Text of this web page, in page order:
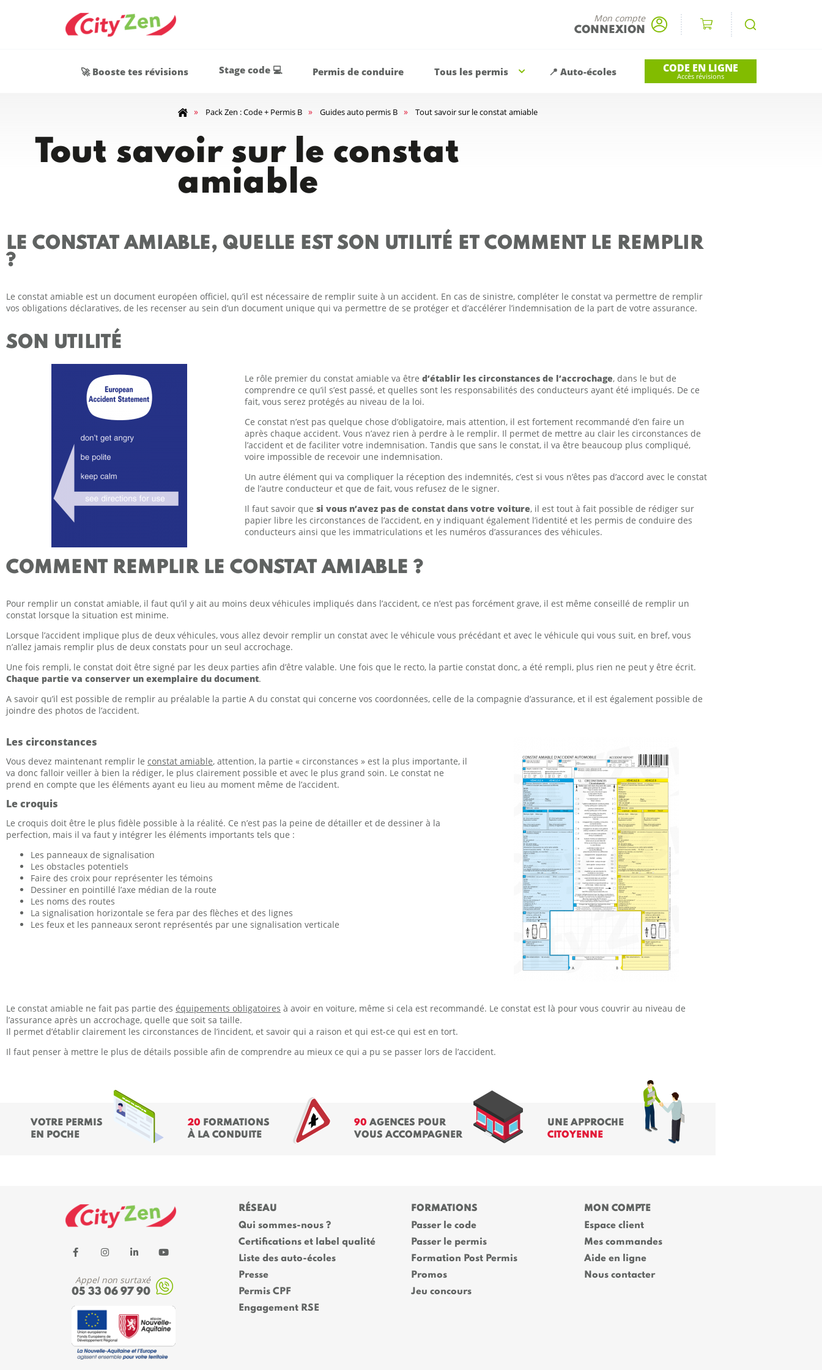
Mon compte
CONNEXION
🚀 Booste tes révisions Stage code 💻 Permis de conduire Tous les permis 📍 Auto-écoles CODE EN LIGNE
Accès révisions
» Pack Zen : Code + Permis B » Guides auto permis B » Tout savoir sur le constat amiable
Tout savoir sur le constat
amiable
LE CONSTAT AMIABLE, QUELLE EST SON UTILITÉ ET COMMENT LE REMPLIR
?
Le constat amiable est un document européen officiel, qu’il est nécessaire de remplir suite à un accident. En cas de sinistre, compléter le constat va permettre de remplir
vos obligations déclaratives, de les recenser au sein d’un document unique qui va permettre de se protéger et d’accélérer l’indemnisation de la part de votre assurance.
SON UTILITÉ
Le rôle premier du constat amiable va être d’établir les circonstances de l’accrochage, dans le but de
comprendre ce qu’il s’est passé, et quelles sont les responsabilités des conducteurs ayant été impliqués. De ce
fait, vous serez protégés au niveau de la loi.
Ce constat n’est pas quelque chose d’obligatoire, mais attention, il est fortement recommandé d’en faire un
après chaque accident. Vous n’avez rien à perdre à le remplir. Il permet de mettre au clair les circonstances de
l’accident et de faciliter votre indemnisation. Tandis que sans le constat, il va être beaucoup plus compliqué,
voire impossible de recevoir une indemnisation.
Un autre élément qui va compliquer la réception des indemnités, c’est si vous n’êtes pas d’accord avec le constat
de l’autre conducteur et que de fait, vous refusez de le signer.
Il faut savoir que si vous n’avez pas de constat dans votre voiture, il est tout à fait possible de rédiger sur
papier libre les circonstances de l’accident, en y indiquant également l’identité et les permis de conduire des
conducteurs ainsi que les immatriculations et les numéros d’assurances des véhicules.
COMMENT REMPLIR LE CONSTAT AMIABLE ?
Pour remplir un constat amiable, il faut qu’il y ait au moins deux véhicules impliqués dans l’accident, ce n’est pas forcément grave, il est même conseillé de remplir un
constat lorsque la situation est minime.
Lorsque l’accident implique plus de deux véhicules, vous allez devoir remplir un constat avec le véhicule vous précédant et avec le véhicule qui vous suit, en bref, vous
n’allez jamais remplir plus de deux constats pour un seul accrochage.
Une fois rempli, le constat doit être signé par les deux parties afin d’être valable. Une fois que le recto, la partie constat donc, a été rempli, plus rien ne peut y être écrit.
Chaque partie va conserver un exemplaire du document.
A savoir qu’il est possible de remplir au préalable la partie A du constat qui concerne vos coordonnées, celle de la compagnie d’assurance, et il est également possible de
joindre des photos de l’accident.
Les circonstances
Vous devez maintenant remplir le constat amiable, attention, la partie « circonstances » est la plus importante, il
va donc falloir veiller à bien la rédiger, le plus clairement possible et avec le plus grand soin. Le constat ne
prend en compte que les éléments ayant eu lieu au moment même de l’accident.
Le croquis
Le croquis doit être le plus fidèle possible à la réalité. Ce n’est pas la peine de détailler et de dessiner à la
perfection, mais il va faut y intégrer les éléments importants tels que :
Les panneaux de signalisation
Les obstacles potentiels
Faire des croix pour représenter les témoins
Dessiner en pointillé l’axe médian de la route
Les noms des routes
La signalisation horizontale se fera par des flèches et des lignes
Les feux et les panneaux seront représentés par une signalisation verticale
Le constat amiable ne fait pas partie des équipements obligatoires à avoir en voiture, même si cela est recommandé. Le constat est là pour vous couvrir au niveau de
l’assurance après un accrochage, quelle que soit sa taille.
Il permet d’établir clairement les circonstances de l’incident, et savoir qui a raison et qui est-ce qui est en tort.
Il faut penser à mettre le plus de détails possible afin de comprendre au mieux ce qui a pu se passer lors de l’accident.
VOTRE PERMIS
EN POCHE
20 FORMATIONS
À LA CONDUITE
90 AGENCES POUR
VOUS ACCOMPAGNER
UNE APPROCHE
CITOYENNE
Appel non surtaxé
05 33 06 97 90
RÉSEAU
Qui sommes-nous ?
Certifications et label qualité
Liste des auto-écoles
Presse
Permis CPF
Engagement RSE
FORMATIONS
Passer le code
Passer le permis
Formation Post Permis
Promos
Jeu concours
MON COMPTE
Espace client
Mes commandes
Aide en ligne
Nous contacter